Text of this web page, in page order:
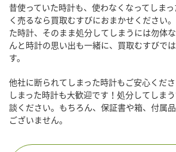
昔使っていた時計も、使わなくなってしま
く売るなら買取むすびにおまかせください
た時計、そのまま処分してしまうには勿体
んと時計の思い出も一緒に、買取むすびで
す。
他社に断られてしまった時計もご安心くだ
しまった時計も大歓迎です！処分してしま
談ください。もちろん、保証書や箱、付属
ございません。